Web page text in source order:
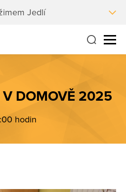
Jedlí
V DOMOVĚ 2025
hodin